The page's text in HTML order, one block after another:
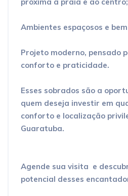
Ambientes espaçosos e
Projeto moderno, pensado
conforto e praticidade.
Esses sobrados são a
quem deseja investir em
conforto e localização
Guaratuba.
Agende sua visita e
potencial desses